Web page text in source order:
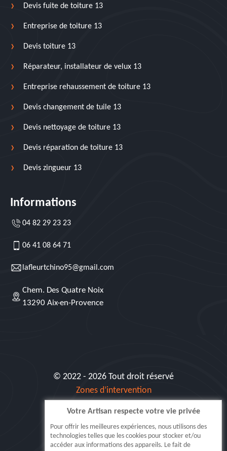
Devis fuite de toiture 13
Entreprise de toiture 13
Devis toiture 13
Réparateur, installateur de velux 13
Entreprise rehaussement de toiture 13
Devis changement de tuile 13
Devis nettoyage de toiture 13
Devis réparation de toiture 13
Devis zingueur 13
Informations
04 82 29 23 23
06 41 08 64 71
lafleurtchino95@gmail.com
Chem. Des Quatre Noix
13290 Aix-en-Provence
© 2022 - 2026 Tout droit réservé
Zones d’intervention
Siret: 515 062 404 000 30
Votre Artisan respecte votre vie privée
Pour offrir les meilleures expériences, nous utilisons des
technologies telles que les cookies pour stocker et/ou
accéder aux informations des appareils. Le fait de